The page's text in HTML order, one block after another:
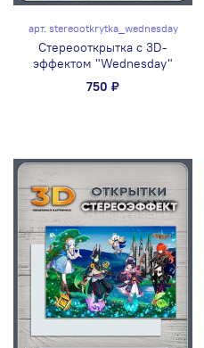
арт. stereootkrytka_wednesday
Стереооткрытка с 3D-
эффектом "Wednesday"
750 ₽